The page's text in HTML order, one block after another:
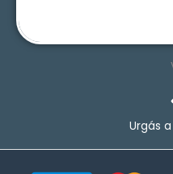
Urgás